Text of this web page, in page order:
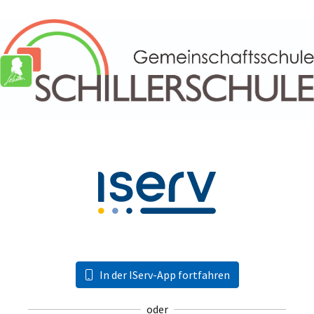
In der IServ-App fortfahren
oder